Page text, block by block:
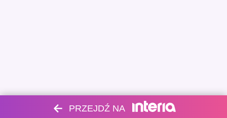
PRZEJDŹ NA